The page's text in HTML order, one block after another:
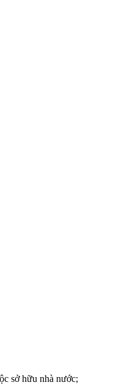
sở hữu nhà nước;